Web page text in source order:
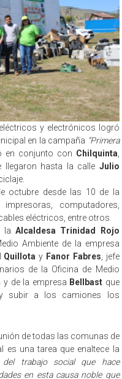
y electrónicos logró
en la campaña “Primera
en conjunto con Chilquinta,
hasta la calle Julio
octubre desde las 10 de la
computadores,
eléctricos, entre otros.
la Alcaldesa Trinidad Rojo
Ambiente de la empresa
Quillota y Fanor Fabres, jefe
de la Oficina de Medio
y de la empresa Bellbast que
y subir a los camiones los
de todas las comunas de
es una tarea que enaltece la
del trabajo social que hace
en esta causa noble que